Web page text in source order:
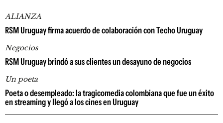
ALIANZA
RSM Uruguay firma acuerdo de colaboración con Techo Uruguay
Negocios
RSM Uruguay brindó a sus clientes un desayuno de negocios
Un poeta
Poeta o desempleado: la tragicomedia colombiana que fue un éxito
en streaming y llegó a los cines en Uruguay